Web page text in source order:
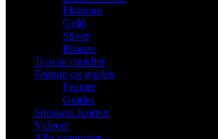
Platinum
Gold
Silver
Bronze
Transportmidler
Feature og guides
Feature
Guides
Speakers Korner
Videoer